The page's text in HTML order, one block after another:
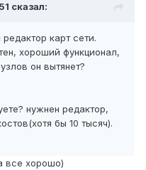
сказал:
карт сети.
хороший функционал,
он вытянет?
нужнен редактор,
бы 10 тысяч).
все хорошо)